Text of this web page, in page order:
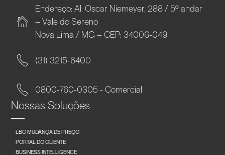
Endereço: Al. Oscar Niemeyer, 288 / 5º andar
– Vale do Sereno
Nova Lima / MG – CEP: 34006-049
(31) 3215-6400
0800-760-0305 - Comercial
Nossas Soluções
LBC MUDANÇA DE PREÇO
PORTAL DO CLIENTE
BUSINESS INTELLIGENCE